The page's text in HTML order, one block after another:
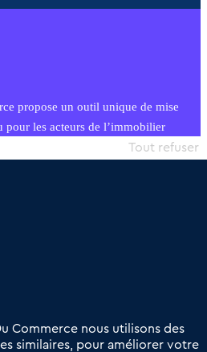
propose un outil unique de mise
les acteurs de l’immobilier
territoriales, simple et intégrant
Commerce nous utilisons des
similaires, pour améliorer votre
Tout refuser